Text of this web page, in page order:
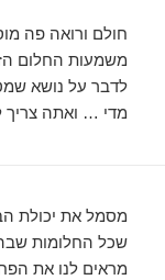
חולם ורואה פה
משמעות החלום
לדבר על נושא
מדי … ואתה
מסמל את יכולת
שכל החלומות
מראים לנו את